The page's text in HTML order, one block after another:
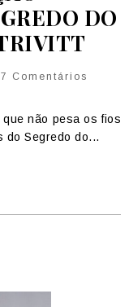
DO
Comentários
não pesa os fios
do Segredo do...